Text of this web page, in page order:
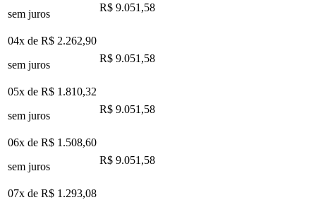
sem juros
R$ 9.051,58
04x de R$ 2.262,90
sem juros
R$ 9.051,58
05x de R$ 1.810,32
sem juros
R$ 9.051,58
06x de R$ 1.508,60
sem juros
R$ 9.051,58
07x de R$ 1.293,08